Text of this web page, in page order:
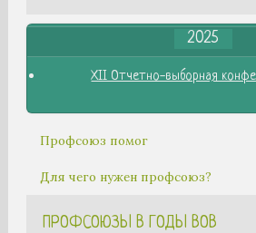
2025
XII Отчетно-выборная
Профсоюз помог
Для чего нужен профсоюз?
ПРОФСОЮЗЫ В ГОДЫ ВОВ